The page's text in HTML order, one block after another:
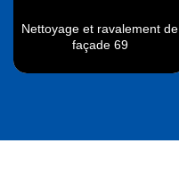
Nettoyage et ravalement de
façade 69